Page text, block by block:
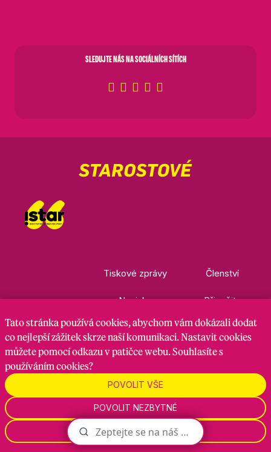
SLEDUJTE NÁS NA SOCIÁLNÍCH SÍTÍCH
Tiskové zprávy
Novinky
Kontakty
Členství
Přispějte
Ke stažení
Nastavení cookies GDPRRSS kanál
Zadavatel je hnutí Starostové a nezávislí, zpracovatel je
Maven Strategy s.r.o., 2026
Tato stránkapoužívá cookies, abychom vám dokázali dodat
co nejlepší zážitek skrze naší komunikaci. Nastavit cookies
můžete pomocí odkazu v patičce webu. Souhlasíte s
používáním cookies?
POVOLIT NEZBYTNÉ
NASTAVENÍ
POVOLIT VŠE